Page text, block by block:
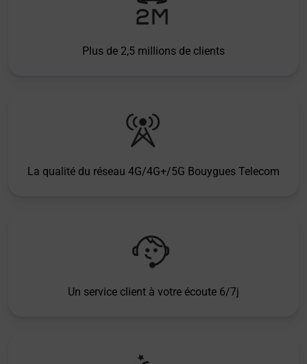
Plus de 2,5 millions de clients
La qualité du réseau 4G/4G+/5G Bouygues Telecom
Un service client à votre écoute 6/7j